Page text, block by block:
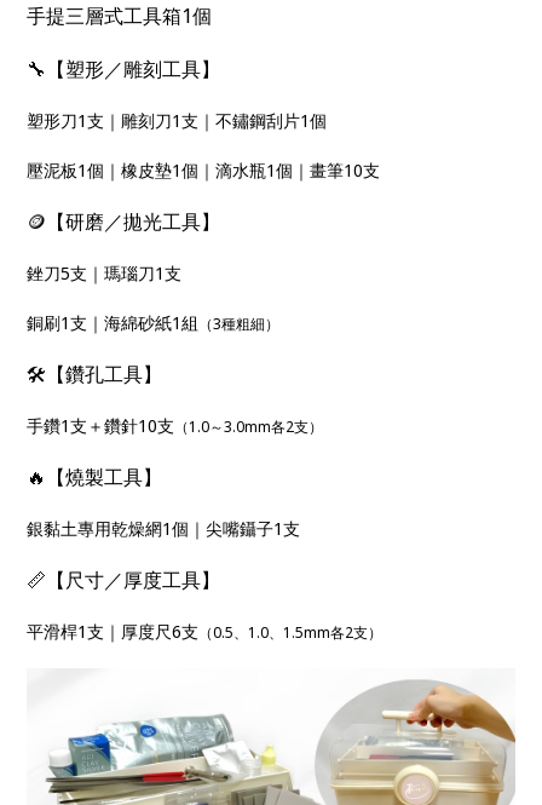
手提三層式工具箱1個
🔧【塑形／雕刻工具】
塑形刀1支｜雕刻刀1支｜不鏽鋼刮片1個
壓泥板1個｜橡皮墊1個｜滴水瓶1個｜畫筆10支
🪙【研磨／拋光工具】
銼刀5支｜瑪瑙刀1支
銅刷1支｜海綿砂紙1組 （3種粗細）
🛠【鑽孔工具】
手鑽1支＋鑽針10支 （1.0～3.0mm各2支）
🔥【燒製工具】
銀黏土專用乾燥網1個｜尖嘴鑷子1支
📏【尺寸／厚度工具】
平滑桿1支｜厚度尺6支 （0.5、1.0、1.5mm各2支）